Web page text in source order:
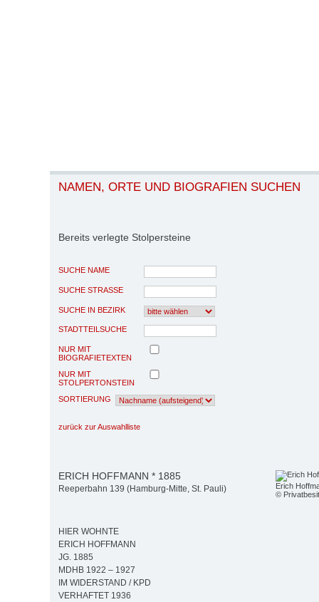
NAMEN, ORTE UND BIOGRAFIEN SUCHEN
Bereits verlegte Stolpersteine
SUCHE NAME
SUCHE STRASSE
SUCHE IN BEZIRK
STADTTEILSUCHE
NUR MIT
BIOGRAFIETEXTEN
NUR MIT
STOLPERTONSTEIN
SORTIERUNG
zurück zur Auswahlliste
Erich
©
ERICH HOFFMANN * 1885
Reeperbahn 139 (Hamburg-Mitte, St. Pauli)
HIER WOHNTE
ERICH HOFFMANN
JG. 1885
MDHB 1922 – 1927
IM WIDERSTAND / KPD
VERHAFTET 1936